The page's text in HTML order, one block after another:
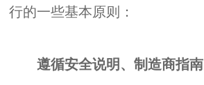
行的一些基本原则：
遵循安全说明、制造商指南